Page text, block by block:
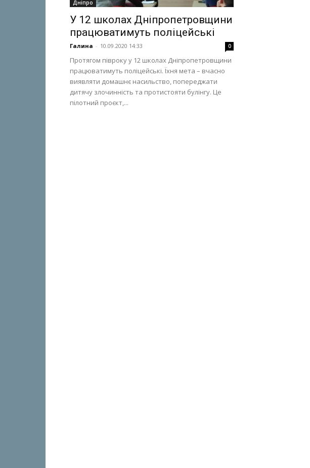
Дніпро
У 12 школах Дніпропетровщини
працюватимуть поліцейські
Галина - 10.09.2020 14:33 0
Протягом півроку у 12 школах Дніпропетровщини
працюватимуть поліцейські. Їхня мета – вчасно
виявляти домашнє насильство, попереджати
дитячу злочинність та протистояти булінгу. Це
пілотний проєкт,...